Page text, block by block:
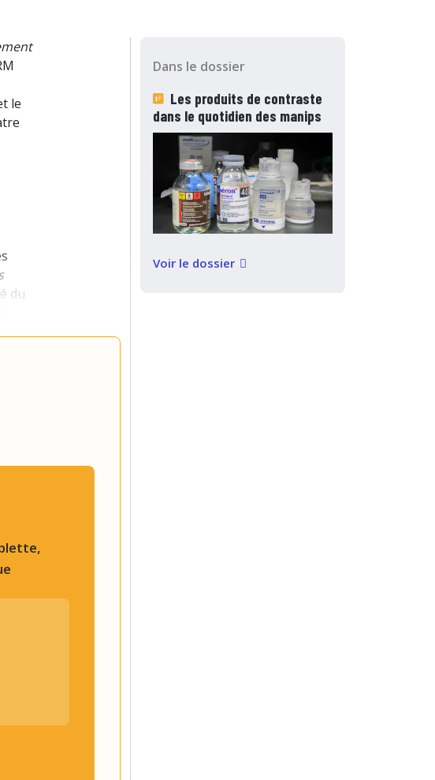
le
du
Dans le dossier
Les produits de contraste
dans le quotidien des manips
Voir le dossier